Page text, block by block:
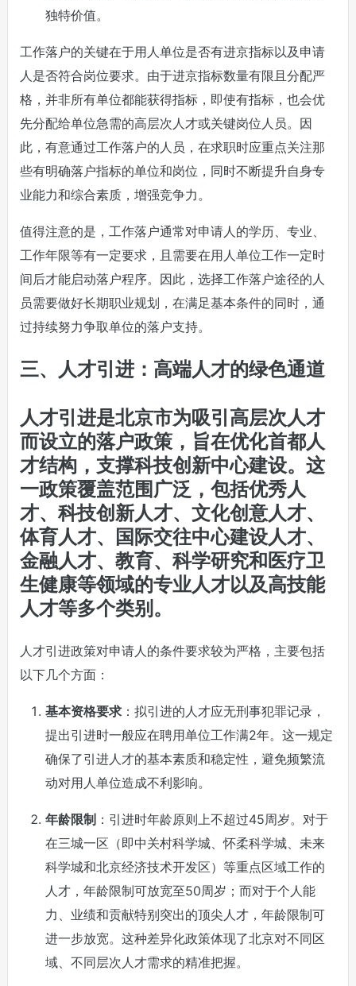
独特价值。
工作落户的关键在于用人单位是否有进京指标以及申请
人是否符合岗位要求。由于进京指标数量有限且分配严
格，并非所有单位都能获得指标，即使有指标，也会优
先分配给单位急需的高层次人才或关键岗位人员。因
此，有意通过工作落户的人员，在求职时应重点关注那
些有明确落户指标的单位和岗位，同时不断提升自身专
业能力和综合素质，增强竞争力。
值得注意的是，工作落户通常对申请人的学历、专业、
工作年限等有一定要求，且需要在用人单位工作一定时
间后才能启动落户程序。因此，选择工作落户途径的人
员需要做好长期职业规划，在满足基本条件的同时，通
过持续努力争取单位的落户支持。
三、人才引进：高端人才的绿色通道
人才引进是北京市为吸引高层次人才
而设立的落户政策，旨在优化首都人
才结构，支撑科技创新中心建设。这
一政策覆盖范围广泛，包括优秀人
才、科技创新人才、文化创意人才、
体育人才、国际交往中心建设人才、
金融人才、教育、科学研究和医疗卫
生健康等领域的专业人才以及高技能
人才等多个类别。
人才引进政策对申请人的条件要求较为严格，主要包括
以下几个方面：
基本资格要求：拟引进的人才应无刑事犯罪记录，
提出引进时一般应在聘用单位工作满2年。这一规定
确保了引进人才的基本素质和稳定性，避免频繁流
动对用人单位造成不利影响。
年龄限制 ：引进时年龄原则上不超过45周岁。对于
在三城一区（即中关村科学城、怀柔科学城、未来
科学城和北京经济技术开发区）等重点区域工作的
人才，年龄限制可放宽至50周岁；而对于个人能
力、业绩和贡献特别突出的顶尖人才，年龄限制可
进一步放宽。这种差异化政策体现了北京对不同区
域、不同层次人才需求的精准把握。